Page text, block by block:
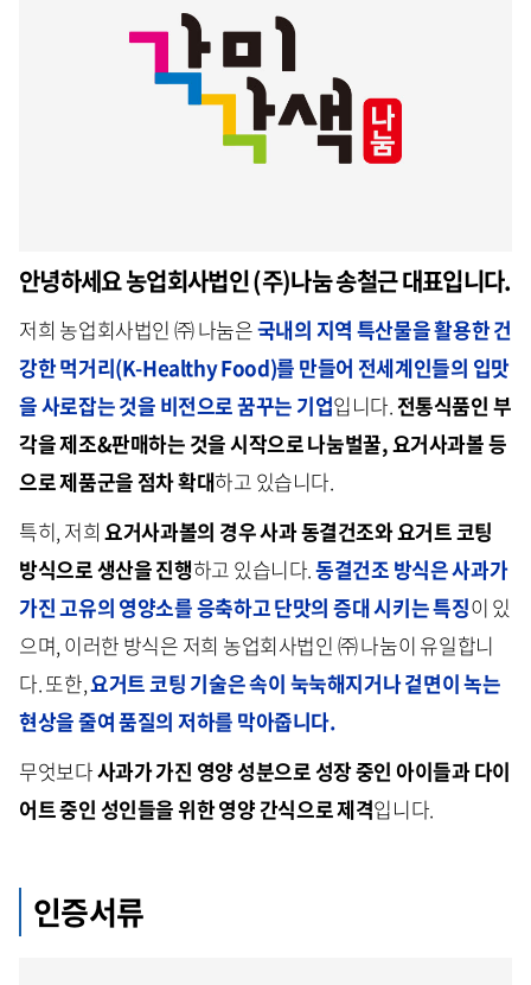
안녕하세요 농업회사법인 (주)나눔 송철근 대표입니다.
저희 농업회사법인 ㈜ 나눔은국내의 지역 특산물을 활용한 건
강한 먹거리(K-Healthy Food)를 만들어 전세계인들의 입맛
을 사로잡는 것을 비전으로 꿈꾸는 기업입니다.전통식품인 부
각을 제조&판매하는 것을 시작으로 나눔벌꿀, 요거사과볼 등
으로 제품군을 점차 확대하고 있습니다.
특히, 저희요거사과볼의 경우 사과 동결건조와 요거트 코팅
방식으로 생산을 진행하고 있습니다.동결건조 방식은 사과가
가진 고유의 영양소를 응축하고 단맛의 증대 시키는 특징이 있
으며, 이러한 방식은 저희 농업회사법인 ㈜ 나눔이 유일합니
다. 또한,요거트 코팅 기술은 속이 눅눅해지거나 겉면이 녹는
현상을 줄여 품질의 저하를 막아줍니다.
무엇보다사과가 가진 영양 성분으로 성장 중인 아이들과 다이
어트 중인 성인들을 위한 영양 간식으로 제격입니다.
인증서류